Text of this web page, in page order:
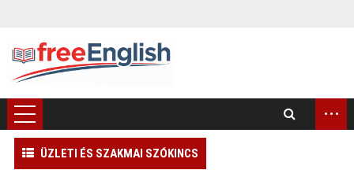
...
ÜZLETI ÉS SZAKMAI SZÓKINCS